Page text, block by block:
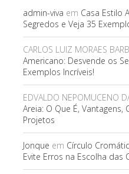
admin-viva em Casa Estilo
Segredos e Veja 35
CARLOS LUIZ MORAES
Americano: Desvende os
Exemplos Incríveis!
EDVALDO NEPOMUCENO
Areia: O Que É, Vantagens,
Projetos
Jonque em Círculo
Evite Erros na Escolha das